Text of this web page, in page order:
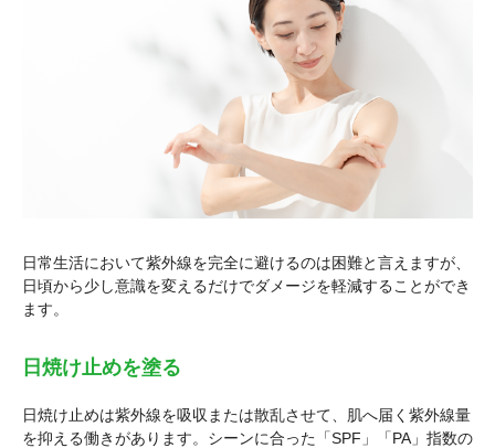
日常生活において紫外線を完全に避けるのは困難と言えますが、
日頃から少し意識を変えるだけでダメージを軽減することができ
ます。
日焼け止めを塗る
日焼け止めは紫外線を吸収または散乱させて、肌へ届く紫外線量
を抑える働きがあります。シーンに合った「SPF」「PA」指数の